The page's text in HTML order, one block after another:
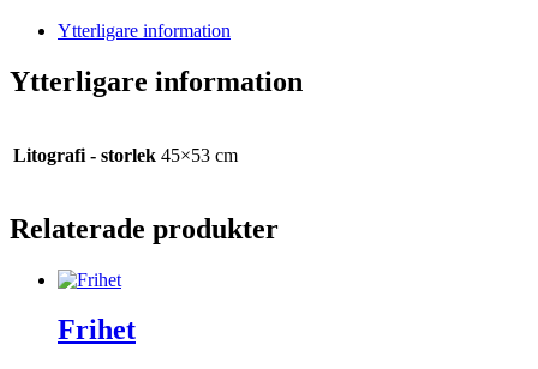
Ytterligare information
Ytterligare information
Litografi - storlek 45×53 cm
Relaterade produkter
Frihet